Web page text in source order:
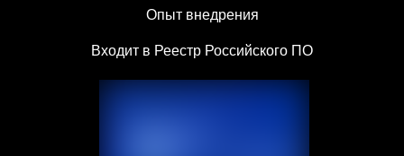
Опыт внедрения
Входит в Реестр Российского ПО